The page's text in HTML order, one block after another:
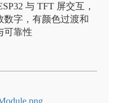
与 TFT 屏交互，
数字，有颜色过渡和
可靠性